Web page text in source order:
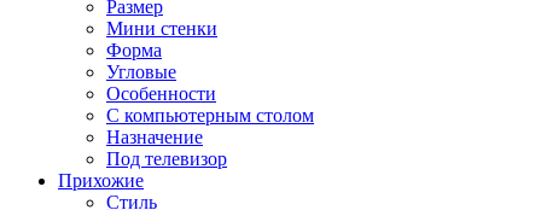
Размер
Мини стенки
Форма
Угловые
Особенности
С компьютерным столом
Назначение
Под телевизор
Прихожие
Стиль